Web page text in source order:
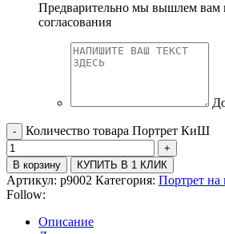
Предварительно мы вышлем вам
согласования
Количество товара Портрет КиШ
В корзину КУПИТЬ В 1 КЛИК
Артикул: p9002 Категория: Портрет на
Follow:
Описание